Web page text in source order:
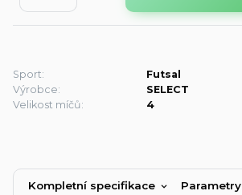
Sport:
Futsal
Výrobce:
SELECT
Velikost míčů:
4
Kompletní specifikace Parametry